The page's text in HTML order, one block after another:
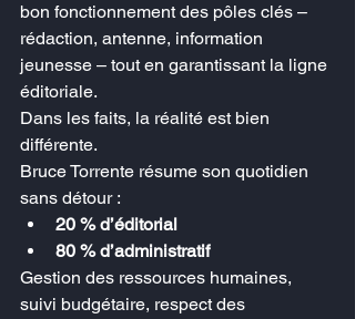
bon fonctionnement des pôles clés –
rédaction, antenne, information
jeunesse – tout en garantissant la ligne
éditoriale.
Dans les faits, la réalité est bien
différente.
Bruce Torrente résume son quotidien
sans détour :
20 % d’éditorial
80 % d’administratif
Gestion des ressources humaines,
suivi budgétaire, respect des